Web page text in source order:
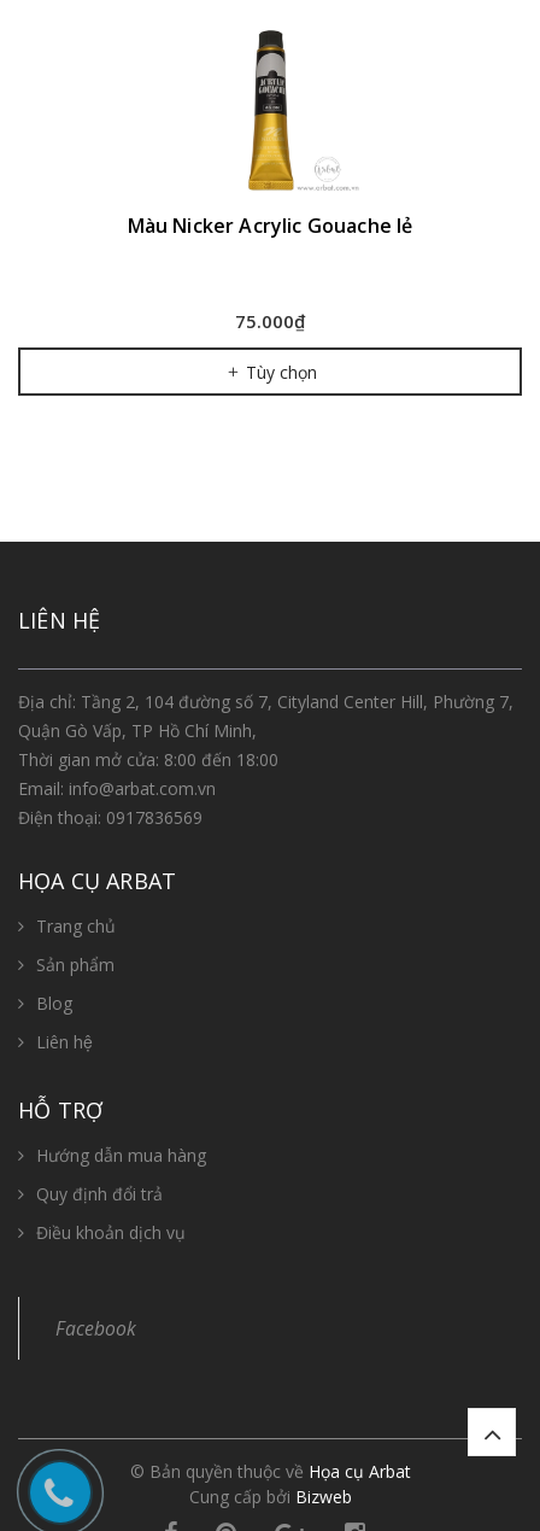
Màu Nicker Acrylic Gouache lẻ
75.000₫
Tùy chọn
LIÊN HỆ
Địa chỉ: Tầng 2, 104 đường số 7, Cityland Center Hill, Phường 7,
Quận Gò Vấp, TP Hồ Chí Minh,
Thời gian mở cửa: 8:00 đến 18:00
Email: info@arbat.com.vn
Điện thoại: 0917836569
HỌA CỤ ARBAT
Trang chủ
Sản phẩm
Blog
Liên hệ
HỖ TRỢ
Hướng dẫn mua hàng
Quy định đổi trả
Điều khoản dịch vụ
Facebook
© Bản quyền thuộc về Họa cụ Arbat
Cung cấp bởi Bizweb